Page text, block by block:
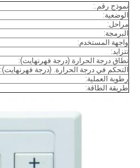
نموذج رقم.:
الوضعية:
مراحل:
البرمجة:
واجهة المستخدم:
تتزايد:
نطاق درجة الحرارة (درجة فهرنهايت):
التحكم في درجة الحرارة. (درجة فهرنهايت):
رطوبة العملية:
طريقة الطاقة: